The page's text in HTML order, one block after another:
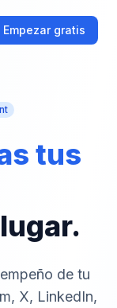
Empezar gratis
tus
de tu
X, LinkedIn,